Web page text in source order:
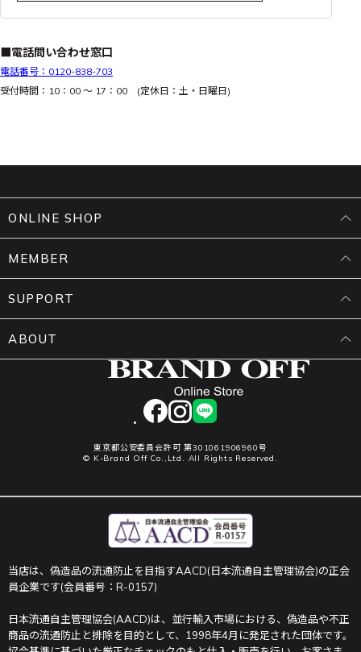
■電話問い合わせ窓口
電話番号：0120-838-703
受付時間：10：00 ～ 17：00 (定休日：土・日曜日)
facebookinstagram
LINE
東京都公安委員会許可 第301061906960号
© K-Brand Off Co.,Ltd. All Rights Reserved.
ONLINE SHOP
MEMBER
SUPPORT
ABOUT
当店は、偽造品の流通防止を目指すAACD(日本流通自主管理協会)の正会
員企業です(会員番号：R-0157)
日本流通自主管理協会(AACD)は、並行輸入市場における、偽造品や不正
商品の流通防止と排除を目的として、1998年4月に発足された団体です。